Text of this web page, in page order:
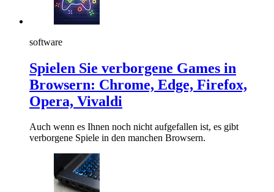
software
Spielen Sie verborgene Games in
Browsern: Chrome, Edge, Firefox,
Opera, Vivaldi
Auch wenn es Ihnen noch nicht aufgefallen ist, es gibt
verborgene Spiele in den manchen Browsern.